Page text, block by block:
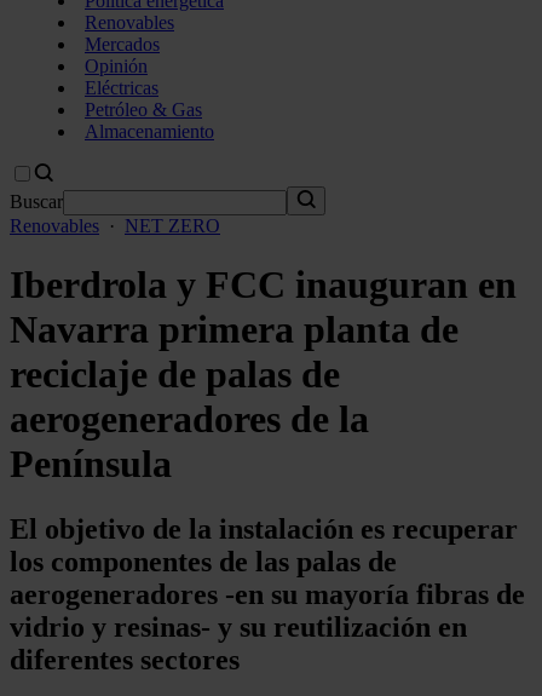
Renovables
Mercados
Opinión
Eléctricas
Petróleo & Gas
Almacenamiento
Buscar
Renovables · NET ZERO
Iberdrola y FCC inauguran en
Navarra primera planta de
reciclaje de palas de
aerogeneradores de la
Península
El objetivo de la instalación es recuperar
los componentes de las palas de
aerogeneradores -en su mayoría fibras de
vidrio y resinas- y su reutilización en
diferentes sectores